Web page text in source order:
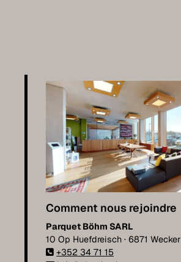
Comment nous rejoindre
Parquet Böhm SARL
10 Op Huefdreisch · 6871 Wecker
+352 34 71 15